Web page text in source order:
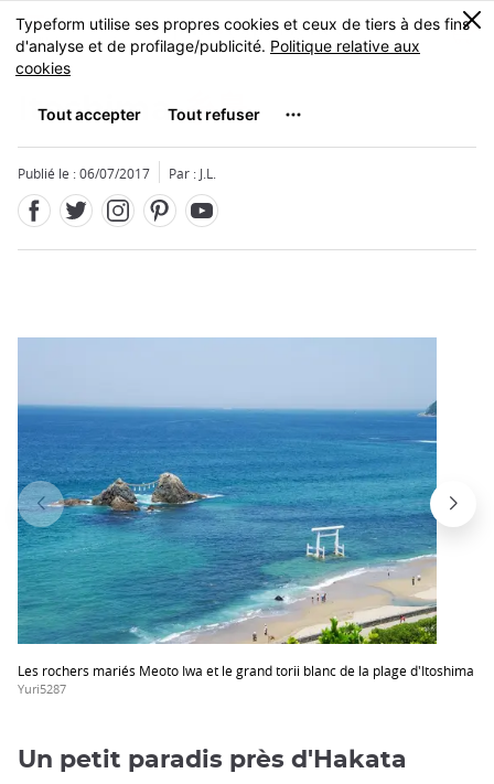
Skip
to
main
MENU
0
Itoshima糸島
Publié le : 06/07/2017 Par : J.L.
Les rochers mariés Meoto Iwa et le grand torii blanc de la plage d'Itoshima
Yuri5287
Fermer
Un petit paradis près d'Hakata